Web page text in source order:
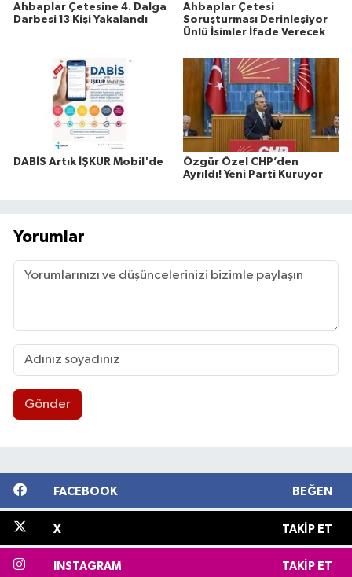
Ahbaplar Çetesine 4. Dalga
Darbesi 13 Kişi Yakalandı
Ahbaplar Çetesi
Soruşturması Derinleşiyor
Ünlü İsimler İfade Verecek
DABİS Artık İŞKUR Mobil'de
Özgür Özel CHP’den
Ayrıldı! Yeni Parti Kuruyor
Yorumlar
Gönder
FACEBOOK BEĞEN
X TAKIP ET
INSTAGRAM TAKIP ET